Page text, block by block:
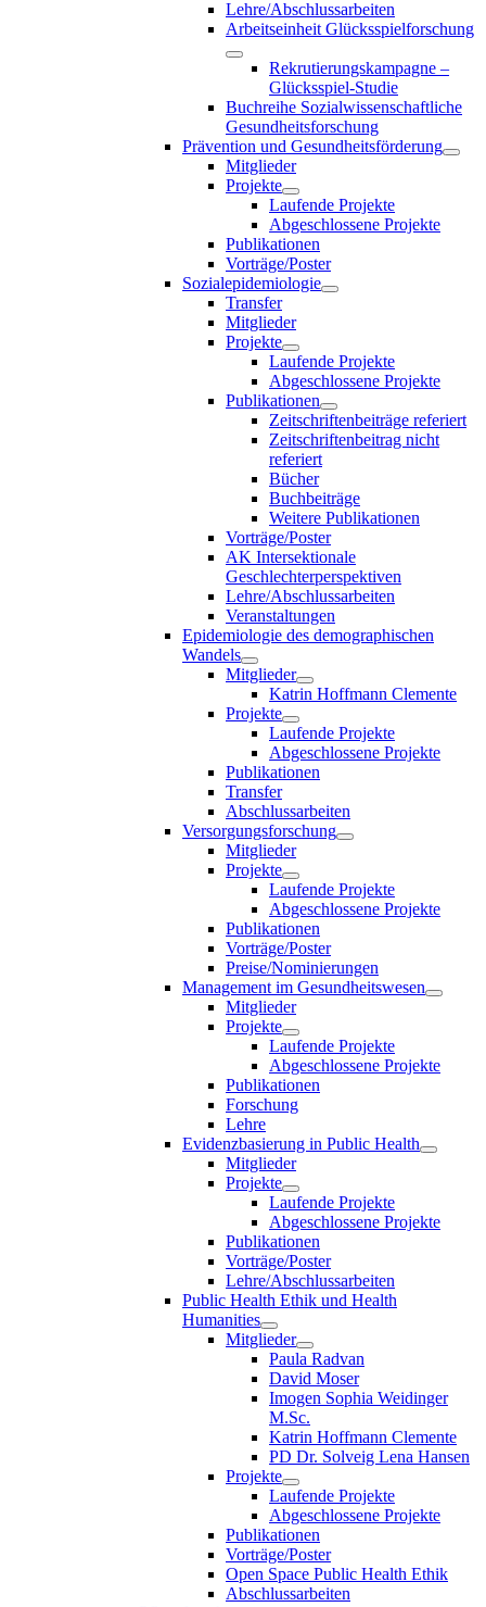
Lehre/Abschlussarbeiten
Arbeitseinheit Glücksspielforschung
Rekrutierungskampagne –
Glücksspiel-Studie
Buchreihe Sozialwissenschaftliche
Gesundheitsforschung
Prävention und Gesundheitsförderung
Mitglieder
Projekte
Laufende Projekte
Abgeschlossene Projekte
Publikationen
Vorträge/Poster
Sozialepidemiologie
Transfer
Mitglieder
Projekte
Laufende Projekte
Abgeschlossene Projekte
Publikationen
Zeitschriftenbeiträge referiert
Zeitschriftenbeitrag nicht
referiert
Bücher
Buchbeiträge
Weitere Publikationen
Vorträge/Poster
AK Intersektionale
Geschlechterperspektiven
Lehre/Abschlussarbeiten
Veranstaltungen
Epidemiologie des demographischen
Wandels
Mitglieder
Katrin Hoffmann Clemente
Projekte
Laufende Projekte
Abgeschlossene Projekte
Publikationen
Transfer
Abschlussarbeiten
Versorgungsforschung
Mitglieder
Projekte
Laufende Projekte
Abgeschlossene Projekte
Publikationen
Vorträge/Poster
Preise/Nominierungen
Management im Gesundheitswesen
Mitglieder
Projekte
Laufende Projekte
Abgeschlossene Projekte
Publikationen
Forschung
Lehre
Evidenzbasierung in Public Health
Mitglieder
Projekte
Laufende Projekte
Abgeschlossene Projekte
Publikationen
Vorträge/Poster
Lehre/Abschlussarbeiten
Public Health Ethik und Health
Humanities
Mitglieder
Paula Radvan
David Moser
Imogen Sophia Weidinger
M.Sc.
Katrin Hoffmann Clemente
PD Dr. Solveig Lena Hansen
Projekte
Laufende Projekte
Abgeschlossene Projekte
Publikationen
Vorträge/Poster
Open Space Public Health Ethik
Abschlussarbeiten